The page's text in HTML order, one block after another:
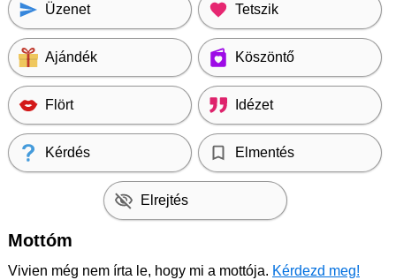
Üzenet Tetszik
Ajándék Köszöntő
Flört Idézet
Kérdés Elmentés
Elrejtés
Mottóm
Vivien még nem írta le, hogy mi a mottója. Kérdezd meg!